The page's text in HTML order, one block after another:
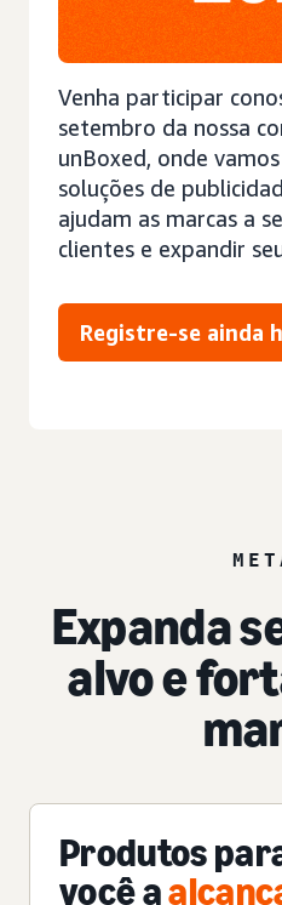
Venha participar
setembro da nossa
unBoxed, onde
soluções de
ajudam as marcas a
clientes e expandir
Registre-se ainda
Expanda
alvo e
Produtos
você a